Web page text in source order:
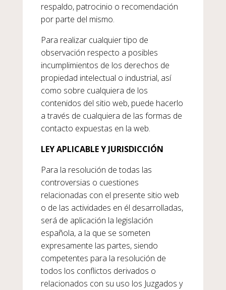
respaldo, patrocinio o recomendación
por parte del mismo.
Para realizar cualquier tipo de
observación respecto a posibles
incumplimientos de los derechos de
propiedad intelectual o industrial, así
como sobre cualquiera de los
contenidos del sitio web, puede hacerlo
a través de cualquiera de las formas de
contacto expuestas en la web.
LEY APLICABLE Y JURISDICCIÓN
Para la resolución de todas las
controversias o cuestiones
relacionadas con el presente sitio web
o de las actividades en él desarrolladas,
será de aplicación la legislación
española, a la que se someten
expresamente las partes, siendo
competentes para la resolución de
todos los conflictos derivados o
relacionados con su uso los Juzgados y